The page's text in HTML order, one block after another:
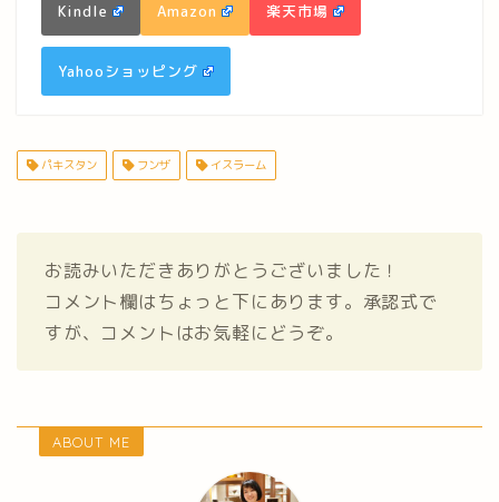
Kindle Amazon 楽天市場
Yahooショッピング
パキスタン フンザ イスラーム
お読みいただきありがとうございました！
コメント欄はちょっと下にあります。承認式で
すが、コメントはお気軽にどうぞ。
ABOUT ME